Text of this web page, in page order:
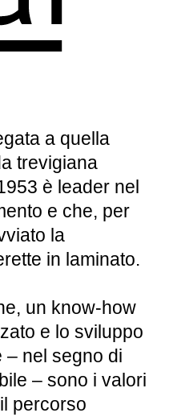
a quella
trevigiana
è leader nel
e che, per
la
in laminato.
un know-how
e lo sviluppo
– nel segno di
– sono i valori
percorso